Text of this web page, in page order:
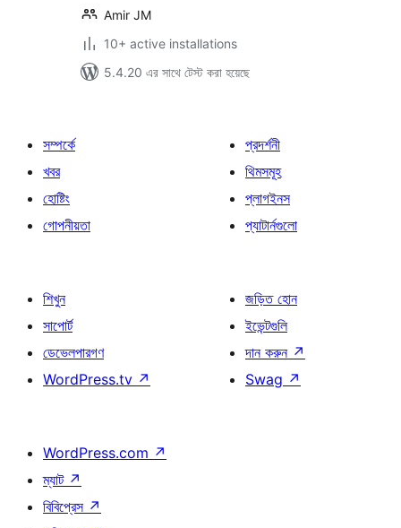
Amir JM
10+ active installations
5.4.20 এর সাথে টেস্ট করা হয়েছে
সম্পর্কে
খবর
হোষ্টিং
গোপনীয়তা
প্রদর্শনী
থিমসমূহ
প্লাগইনস
প্যাটার্নগুলো
শিখুন
সাপোর্ট
ডেভেলপারগণ
WordPress.tv ↗
জড়িত হোন
ইভেন্টগুলি
দান করুন ↗
Swag ↗
WordPress.com ↗
ম্যাট ↗
বিবিপ্রেস ↗